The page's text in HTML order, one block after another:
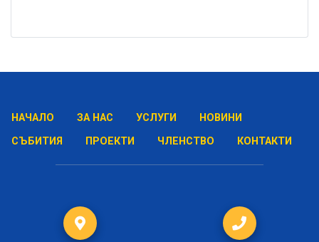
НАЧАЛО ЗА НАС УСЛУГИ
НОВИНИ
СЪБИТИЯ
ПРОЕКТИ ЧЛЕНСТВО КОНТАКТИ